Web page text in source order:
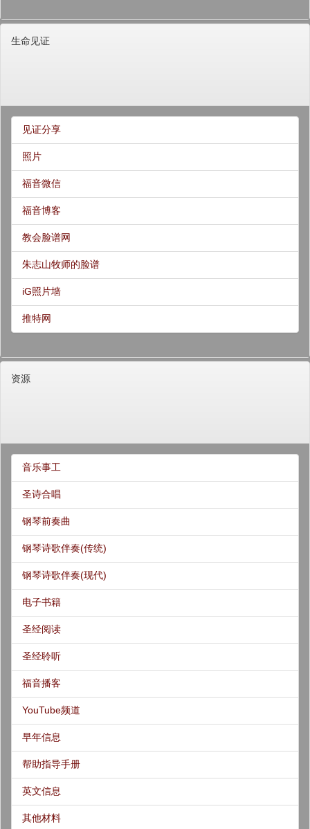
生命见证
见证分享
照片
福音微信
福音博客
教会脸谱网
朱志山牧师的脸谱
iG照片墙
推特网
资源
音乐事工
圣诗合唱
钢琴前奏曲
钢琴诗歌伴奏(传统)
钢琴诗歌伴奏(现代)
电子书籍
圣经阅读
圣经聆听
福音播客
YouTube频道
早年信息
帮助指导手册
英文信息
其他材料